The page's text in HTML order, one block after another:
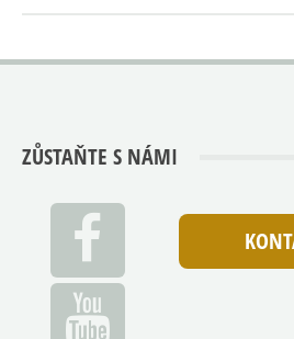
ZŮSTAŇTE S NÁMI